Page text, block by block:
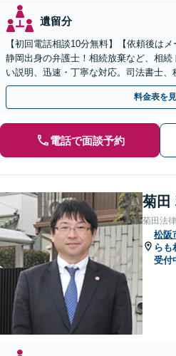
遺留分
【初回電話相談10分無料】【依頼後は
静岡出身の弁護士！相続放棄など、相
い説明、迅速・丁寧な対応。司法書士
し、遺産相続をトータルサポート【完全
料金表を
電話で面談予約
菊田
菊田法
松阪
らも
受付